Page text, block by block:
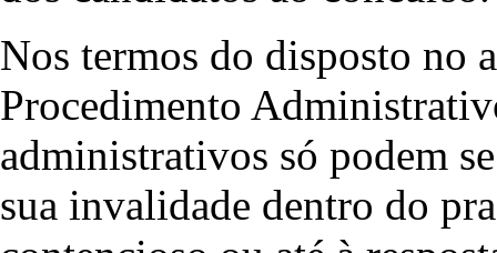
Nos termos do disposto no
Procedimento
administrativos só podem
sua invalidade dentro do